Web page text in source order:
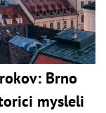
Brno
mysleli